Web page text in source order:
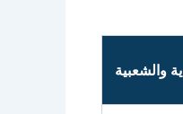
والشعبية